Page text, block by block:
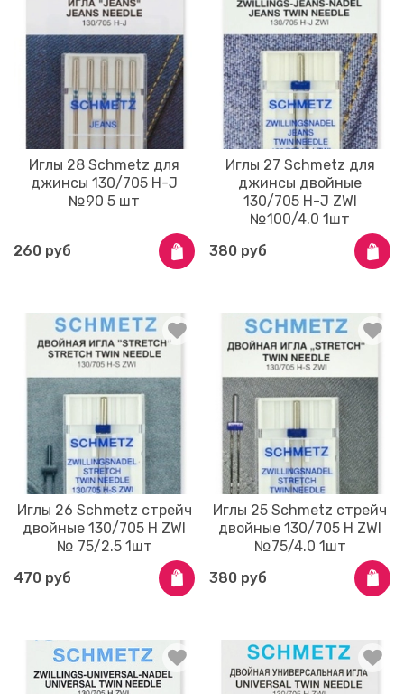
Иглы 28 Schmetz для
джинсы 130/705 Н-J
№90 5 шт
260 руб
Иглы 27 Schmetz для
джинсы двойные
130/705 H-J ZWI
№100/4.0 1шт
380 руб
Иглы 26 Schmetz стрейч
двойные 130/705 H ZWI
№ 75/2.5 1шт
470 руб
Иглы 25 Schmetz стрейч
двойные 130/705 H ZWI
№75/4.0 1шт
380 руб